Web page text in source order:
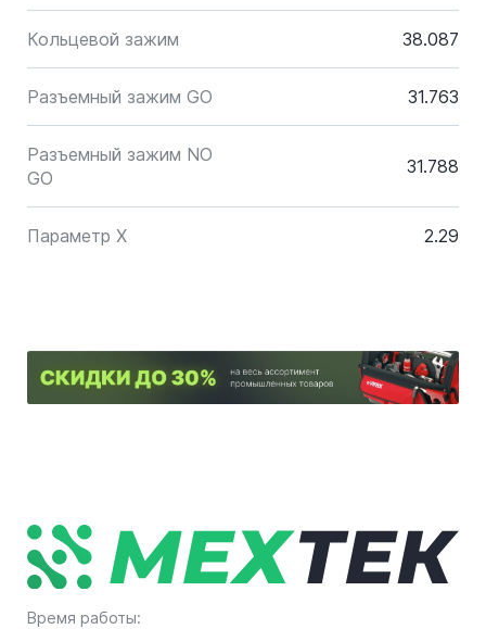
Кольцевой зажим 38.087
Разъемный зажим GO 31.763
Разъемный зажим NO
GO
31.788
Параметр X 2.29
Время работы: